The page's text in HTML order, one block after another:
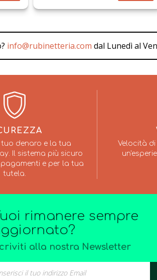
info@rubinetteria.com dal Lunedì al
denaro e la tua
Il sistema più sicuro
e per la tua
tutela.
Velocità
rimanere sempre
alla nostra Newsletter